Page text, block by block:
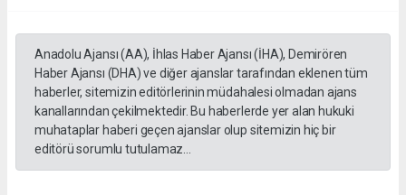
Anadolu Ajansı (AA), İhlas Haber Ajansı (İHA), Demirören
Haber Ajansı (DHA) ve diğer ajanslar tarafından eklenen tüm
haberler, sitemizin editörlerinin müdahalesi olmadan ajans
kanallarından çekilmektedir. Bu haberlerde yer alan hukuki
muhataplar haberi geçen ajanslar olup sitemizin hiç bir
editörü sorumlu tutulamaz...